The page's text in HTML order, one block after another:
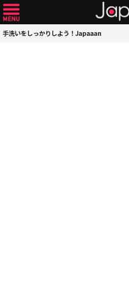
手洗いをしっかりしよう！Japaaan